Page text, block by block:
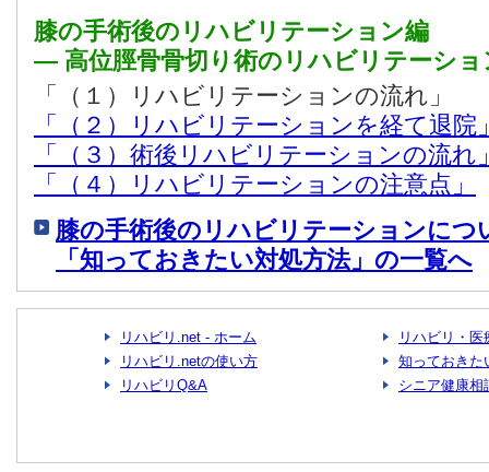
膝の手術後のリハビリテーション編
― 高位脛骨骨切り術のリハビリテーシ
「（１）リハビリテーションの流れ」
「（２）リハビリテーションを経て退院
「（３）術後リハビリテーションの流れ
「（４）リハビリテーションの注意点」
膝の手術後のリハビリテーションにつ
「知っておきたい対処方法」の一覧へ
リハビリ.net - ホーム
リハビリ.netの使い方
リハビリQ&A
リハビリ・医
知っておきた
シニア健康相